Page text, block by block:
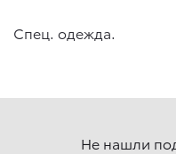
Спец. одежда.
Не нашли